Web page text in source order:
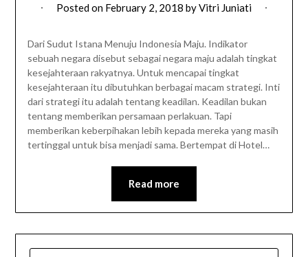
Posted on February 2, 2018 byVitri Juniati
Dari Sudut Istana Menuju Indonesia Maju. Indikator
sebuah negara disebut sebagai negara maju adalah tingkat
kesejahteraan rakyatnya. Untuk mencapai tingkat
kesejahteraan itu dibutuhkan berbagai macam strategi. Inti
dari strategi itu adalah tentang keadilan. Keadilan bukan
tentang memberikan persamaan perlakuan. Tapi
memberikan keberpihakan lebih kepada mereka yang masih
tertinggal untuk bisa menjadi sama. Bertempat di Hotel…
Read more